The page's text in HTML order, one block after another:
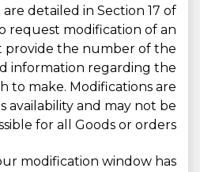
detailed in Section 17 of
request modification of an
provide the number of the
information regarding the
to make. Modifications are
availability and may not be
for all Goods or orders.
modification window has